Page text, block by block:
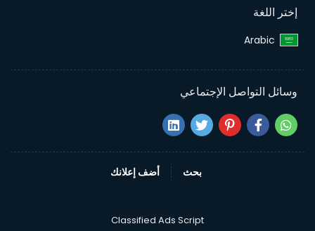
إختر اللغة
Arabic‎
وسائل التواصل الإجتماعي
بحث أضف إعلانك
Classified Ads Script